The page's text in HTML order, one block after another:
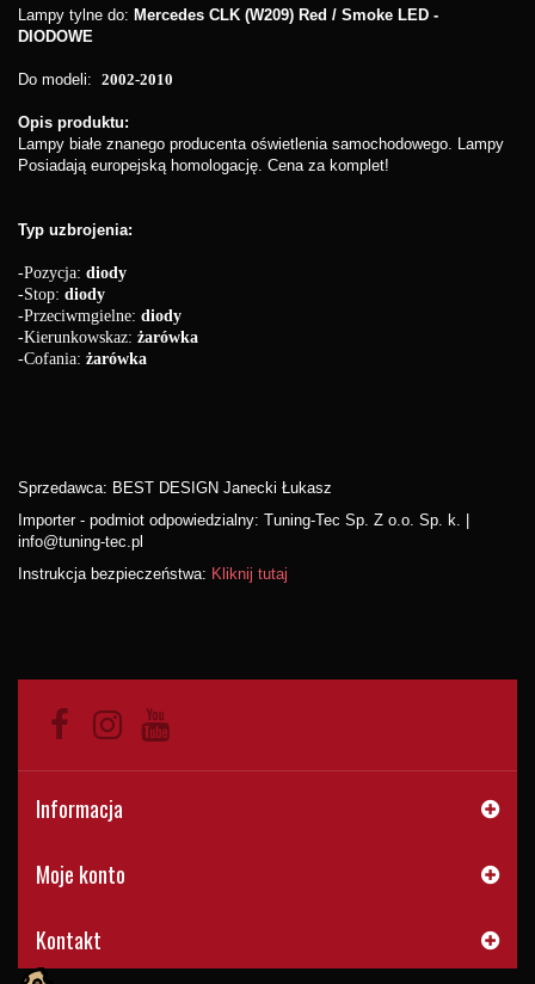
Lampy tylne do: Mercedes CLK (W209) Red / Smoke LED -
DIODOWE
Do modeli: 2002-2010
Opis produktu:
Lampy białe znanego producenta oświetlenia samochodowego. Lampy
Posiadają europejską homologację. Cena za komplet!
Typ uzbrojenia:
-Pozycja: diody
-Stop: diody
-Przeciwmgielne: diody
-Kierunkowskaz: żarówka
-Cofania: żarówka
Sprzedawca: BEST DESIGN Janecki Łukasz
Importer - podmiot odpowiedzialny: Tuning-Tec Sp. Z o.o. Sp. k. |
info@tuning-tec.pl
Instrukcja bezpieczeństwa: Kliknij tutaj
Informacja
Moje konto
Kontakt